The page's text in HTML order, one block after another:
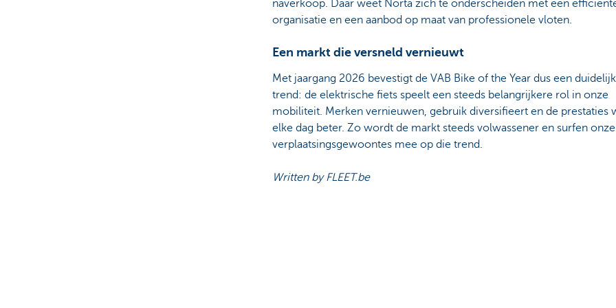
naverkoop. Daar weet Norta zich te onderscheiden met een
organisatie en een aanbod op maat van professionele vloten.
Een markt die versneld vernieuwt
Met jaargang 2026 bevestigt de VAB Bike of the Year dus een
trend: de elektrische fiets speelt een steeds belangrijkere rol in onze
mobiliteit. Merken vernieuwen, gebruik diversifieert en de prestaties
elke dag beter. Zo wordt de markt steeds volwassener en surfen onze
verplaatsingsgewoontes mee op die trend.
Written by FLEET.be